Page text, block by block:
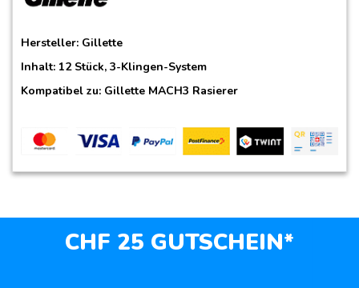
Hersteller: Gillette
Inhalt: 12 Stück, 3-Klingen-System
Kompatibel zu: Gillette MACH3 Rasierer
CHF 25 GUTSCHEIN*